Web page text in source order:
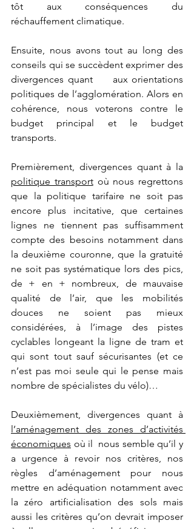
tôt aux conséquences du
réchauffement climatique.
Ensuite, nous avons tout au long des
conseils qui se succèdent exprimer des
divergences quant 	aux orientations
politiques de l’agglomération. Alors en
cohérence, nous voterons contre le
budget principal et le budget
transports.
politique transport où nous regrettons
que la politique tarifaire ne soit pas
encore plus incitative, que certaines
lignes ne tiennent pas suffisamment
compte des besoins notamment dans
la deuxième couronne, que la gratuité
ne soit pas systématique lors des pics,
de + en + nombreux, de mauvaise
qualité de l’air, que les mobilités
douces ne soient pas mieux
considérées, à l’image des pistes
cyclables longeant la ligne de tram et
qui sont tout sauf sécurisantes (et ce
n’est pas moi seule qui le pense mais
nombre de spécialistes du vélo)…
l’aménagement des zones d’activités
économiques où il  nous semble qu’il y
a urgence à revoir nos critères, nos
règles d’aménagement pour nous
mettre en adéquation notamment avec
la zéro artificialisation des sols mais
aussi les critères qu’on devrait imposer